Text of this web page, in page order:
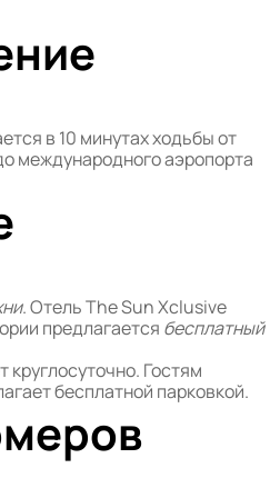
в 10 минутах ходьбы от
международного аэропорта
. Отель The Sun Xclusive
предлагается бесплатный
круглосуточно. Гостям
бесплатной парковкой.